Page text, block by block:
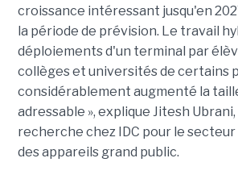
croissance intéressant jusqu'en
la période de prévision. Le travail
déploiements d'un terminal par
collèges et universités de certains
considérablement augmenté la
adressable », explique Jitesh
recherche chez IDC pour le
des appareils grand public.